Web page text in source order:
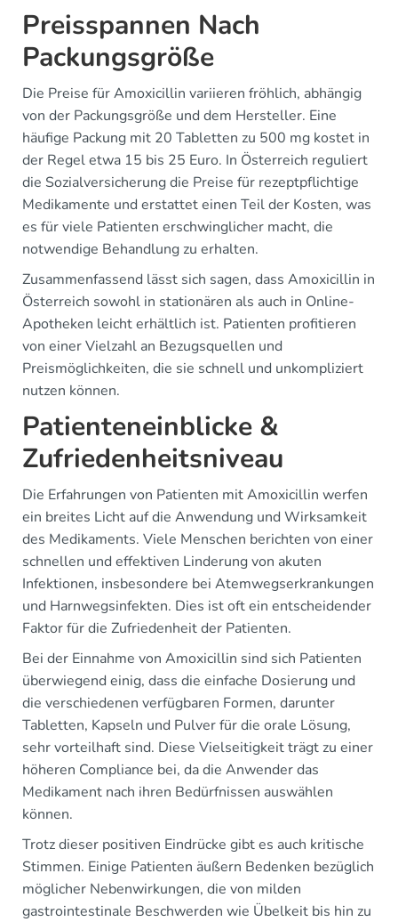
Preisspannen Nach
Packungsgröße
Die Preise für Amoxicillin variieren fröhlich, abhängig
von der Packungsgröße und dem Hersteller. Eine
häufige Packung mit 20 Tabletten zu 500 mg kostet in
der Regel etwa 15 bis 25 Euro. In Österreich reguliert
die Sozialversicherung die Preise für rezeptpflichtige
Medikamente und erstattet einen Teil der Kosten, was
es für viele Patienten erschwinglicher macht, die
notwendige Behandlung zu erhalten.
Zusammenfassend lässt sich sagen, dass Amoxicillin in
Österreich sowohl in stationären als auch in Online-
Apotheken leicht erhältlich ist. Patienten profitieren
von einer Vielzahl an Bezugsquellen und
Preismöglichkeiten, die sie schnell und unkompliziert
nutzen können.
Patienteneinblicke &
Zufriedenheitsniveau
Die Erfahrungen von Patienten mit Amoxicillin werfen
ein breites Licht auf die Anwendung und Wirksamkeit
des Medikaments. Viele Menschen berichten von einer
schnellen und effektiven Linderung von akuten
Infektionen, insbesondere bei Atemwegserkrankungen
und Harnwegsinfekten. Dies ist oft ein entscheidender
Faktor für die Zufriedenheit der Patienten.
Bei der Einnahme von Amoxicillin sind sich Patienten
überwiegend einig, dass die einfache Dosierung und
die verschiedenen verfügbaren Formen, darunter
Tabletten, Kapseln und Pulver für die orale Lösung,
sehr vorteilhaft sind. Diese Vielseitigkeit trägt zu einer
höheren Compliance bei, da die Anwender das
Medikament nach ihren Bedürfnissen auswählen
können.
Trotz dieser positiven Eindrücke gibt es auch kritische
Stimmen. Einige Patienten äußern Bedenken bezüglich
möglicher Nebenwirkungen, die von milden
gastrointestinale Beschwerden wie Übelkeit bis hin zu